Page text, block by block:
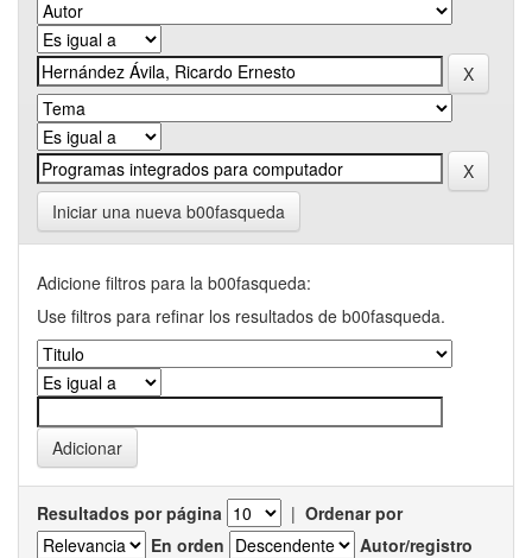
Iniciar una nueva b00fasqueda
Adicione filtros para la b00fasqueda:
Use filtros para refinar los resultados de b00fasqueda.
Resultados por página | Ordenar por
En orden
Autor/registro